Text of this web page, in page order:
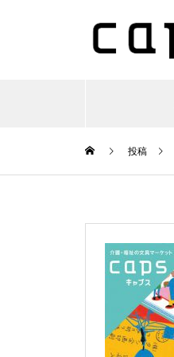
投稿